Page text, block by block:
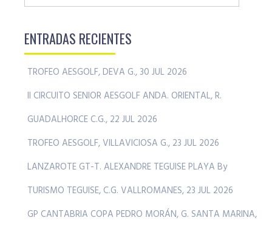
ENTRADAS RECIENTES
TROFEO AESGOLF, DEVA G., 30 JUL 2026
II CIRCUITO SENIOR AESGOLF ANDA. ORIENTAL, R.
GUADALHORCE C.G., 22 JUL 2026
TROFEO AESGOLF, VILLAVICIOSA G., 23 JUL 2026
LANZAROTE GT-T. ALEXANDRE TEGUISE PLAYA By
TURISMO TEGUISE, C.G. VALLROMANES, 23 JUL 2026
GP CANTABRIA COPA PEDRO MORÁN, G. SANTA MARINA,